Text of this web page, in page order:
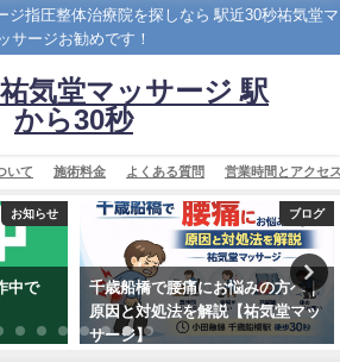
ジ指圧整体治療院を探しなら 駅近30秒祐気堂マ
ッサージお勧めです！
気堂マッサージ 駅
から30秒
いて 施術料金 よくある質問 営業時間とアクセ
ブログ
へ｜
マッ
CBDオイル
TRUE.CBDボディケアオイル体験
してみてください
2023年6月26日